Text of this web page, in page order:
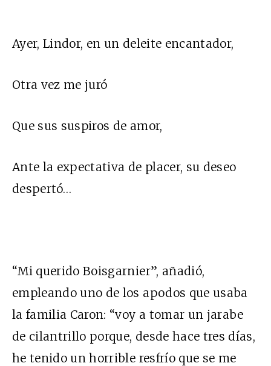
Ayer, Lindor, en un deleite encantador,
Otra vez me juró
Que sus suspiros de amor,
Ante la expectativa de placer, su deseo
despertó…
“Mi querido Boisgarnier”, añadió,
empleando uno de los apodos que usaba
la familia Caron: “voy a tomar un jarabe
de cilantrillo porque, desde hace tres días,
he tenido un horrible resfrío que se me